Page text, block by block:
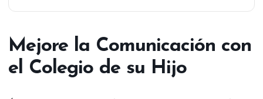
Mejore la Comunicación con
el Colegio de su Hijo